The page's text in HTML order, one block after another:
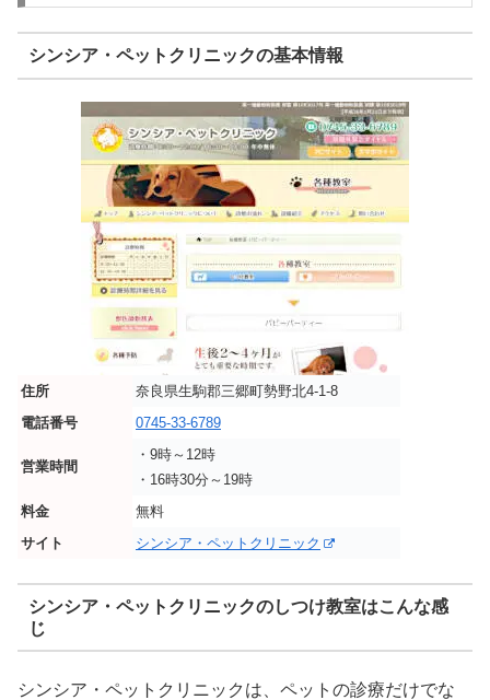
シンシア・ペットクリニックの基本情報
住所
奈良県生駒郡三郷町勢野北4-1-8
電話番号
0745-33-6789
営業時間
・9時～12時
・16時30分～19時
料金
無料
サイト
シンシア・ペットクリニック
シンシア・ペットクリニックのしつけ教室はこんな感
じ
シンシア・ペットクリニックは、ペットの診療だけでな